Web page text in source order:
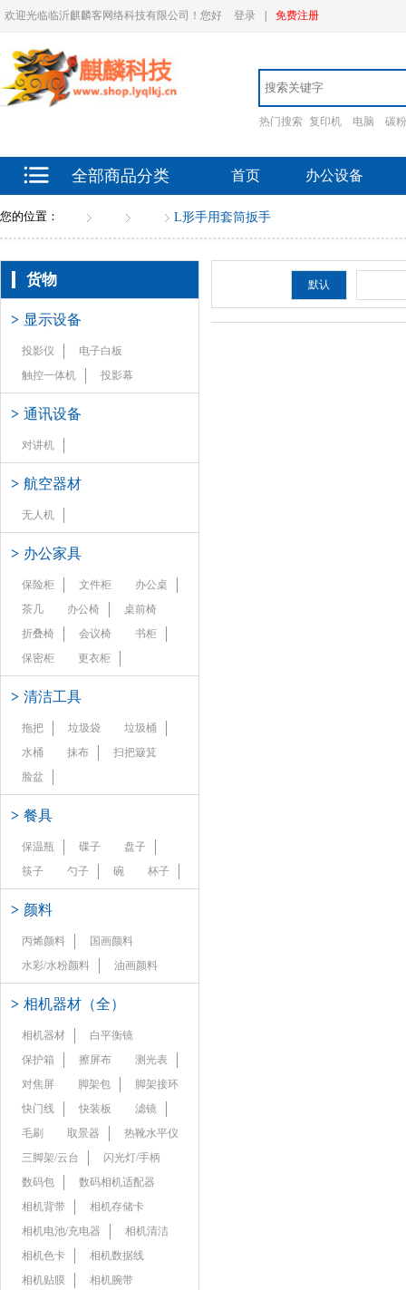
欢迎光临临沂麒麟客网络科技有限公司！您好 登录 免费注册
热门搜索 复印机 电脑 碳粉
全部商品分类 首页 办公设备
您的位置： L形手用套筒扳手
货物
> 显示设备
投影仪
电子白板
触控一体机
投影幕
> 通讯设备
对讲机
> 航空器材
无人机
> 办公家具
保险柜 文件柜
办公桌
茶几
办公椅
桌前椅
折叠椅
会议椅
书柜
保密柜
更衣柜
> 清洁工具
拖把 垃圾袋
垃圾桶
水桶
抹布
扫把簸箕
脸盆
> 餐具
保温瓶 碟子
盘子
筷子
勺子 碗 杯子
> 颜料
丙烯颜料
国画颜料
水彩/水粉颜料
油画颜料
> 相机器材（全）
相机器材
白平衡镜
保护箱
擦屏布
测光表
对焦屏
脚架包
脚架接环
快门线
快装板
滤镜
毛刷
取景器
热靴水平仪
三脚架/云台
闪光灯/手柄
数码包
数码相机适配器
相机背带
相机存储卡
相机电池/充电器
相机清洁
相机色卡
相机数据线
相机贴膜
相机腕带
默认